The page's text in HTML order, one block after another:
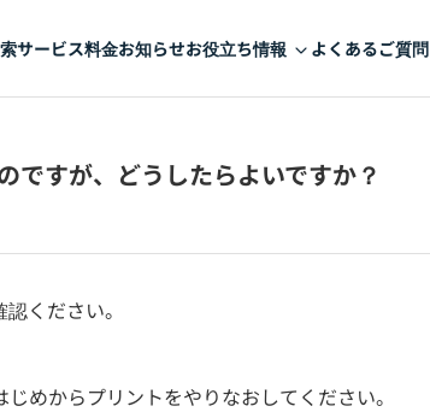
サービス料金お知らせお役立ち情報 よくあるご質問
ですが、どうしたらよいですか？
ください。
めからプリントをやりなおしてください。